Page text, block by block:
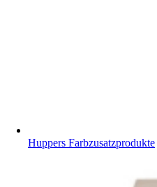
Huppers Farbzusatzprodukte